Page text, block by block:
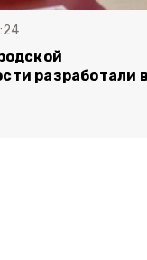
разработали